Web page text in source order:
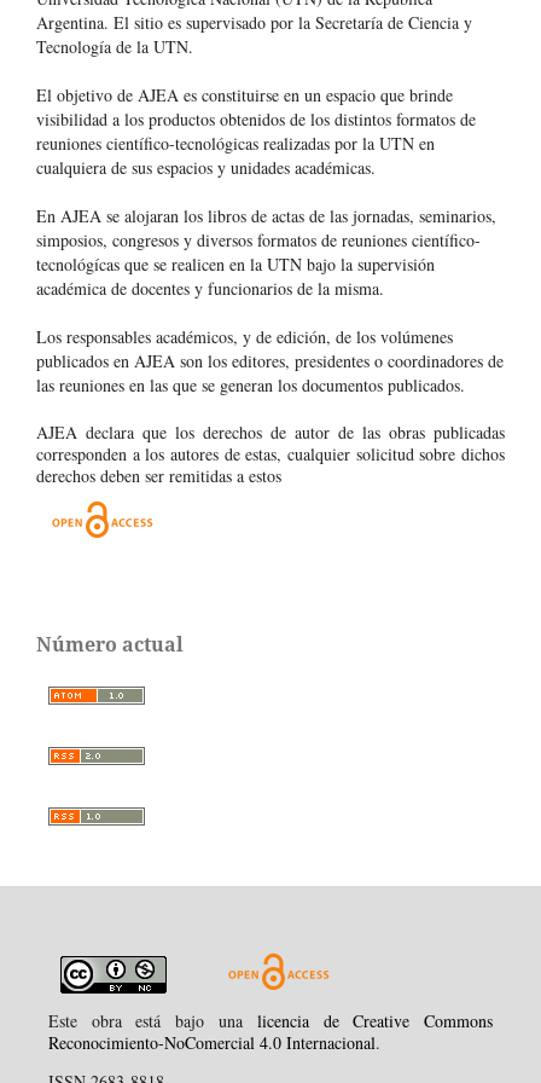
Argentina. El sitio es supervisado por la Secretaría de Ciencia y
Tecnología de la UTN.
El objetivo de AJEA es constituirse en un espacio que brinde
visibilidad a los productos obtenidos de los distintos formatos de
reuniones científico-tecnológicas realizadas por la UTN en
cualquiera de sus espacios y unidades académicas.
En AJEA se alojaran los libros de actas de las jornadas, seminarios,
simposios, congresos y diversos formatos de reuniones científico-
tecnológícas que se realicen en la UTN bajo la supervisión
académica de docentes y funcionarios de la misma.
Los responsables académicos, y de edición, de los volúmenes
publicados en AJEA son los editores, presidentes o coordinadores de
las reuniones en las que se generan los documentos publicados.
AJEA declara que los derechos de autor de las obras publicadas
corresponden a los autores de estas, cualquier solicitud sobre dichos
derechos deben ser remitidas a estos
Número actual
Este obra está bajo unalicencia de Creative Commons
Reconocimiento-NoComercial 4.0 Internacional.